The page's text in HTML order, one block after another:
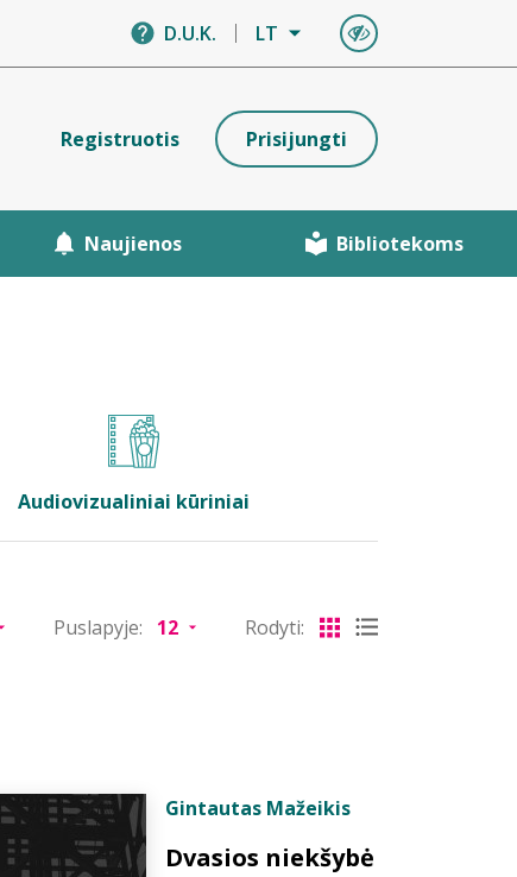
D.U.K. LT
Registruotis Prisijungti
Naujienos Bibliotekoms
Audiovizualiniai kūriniai
Puslapyje: Rodyti:
Gintautas Mažeikis
Dvasios niekšybė